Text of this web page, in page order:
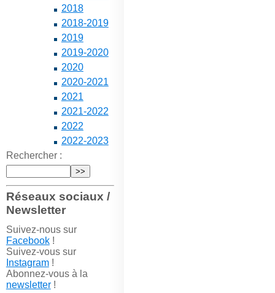
2018
2018-2019
2019
2019-2020
2020
2020-2021
2021
2021-2022
2022
2022-2023
Rechercher :
Réseaux sociaux /
Newsletter
Suivez-nous sur
Facebook!
Suivez-vous sur
Instagram!
Abonnez-vous à la
newsletter!